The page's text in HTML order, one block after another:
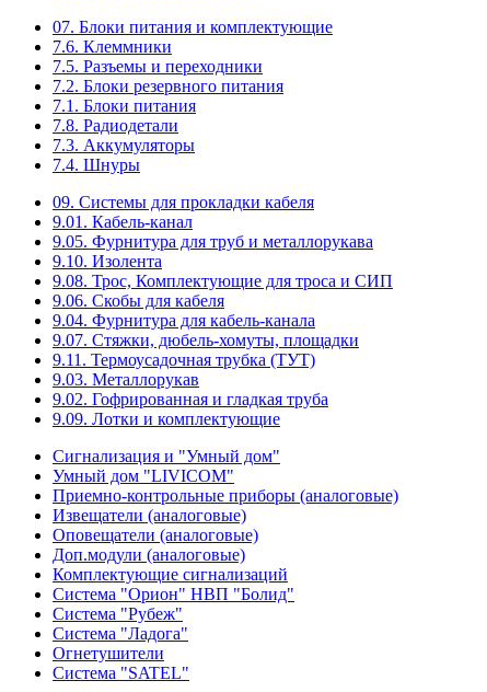
07. Блоки питания и комплектующие
7.6. Клеммники
7.5. Разъемы и переходники
7.2. Блоки резервного питания
7.1. Блоки питания
7.8. Радиодетали
7.3. Аккумуляторы
7.4. Шнуры
09. Системы для прокладки кабеля
9.01. Кабель-канал
9.05. Фурнитура для труб и металлорукава
9.10. Изолента
9.08. Трос, Комплектующие для троса и СИП
9.06. Скобы для кабеля
9.04. Фурнитура для кабель-канала
9.07. Стяжки, дюбель-хомуты, площадки
9.11. Термоусадочная трубка (ТУТ)
9.03. Металлорукав
9.02. Гофрированная и гладкая труба
9.09. Лотки и комплектующие
Сигнализация и "Умный дом"
Умный дом "LIVICOM"
Приемно-контрольные приборы (аналоговые)
Извещатели (аналоговые)
Оповещатели (аналоговые)
Доп.модули (аналоговые)
Комплектующие сигнализаций
Система "Орион" НВП "Болид"
Система "Рубеж"
Система "Ладога"
Огнетушители
Система "SATEL"